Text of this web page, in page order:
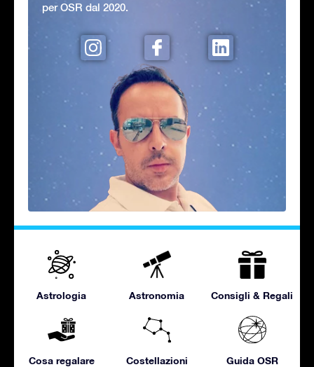
per OSR dal 2020.
Astrologia Astronomia Consigli & Regali
Cosa regalare Costellazioni Guida OSR